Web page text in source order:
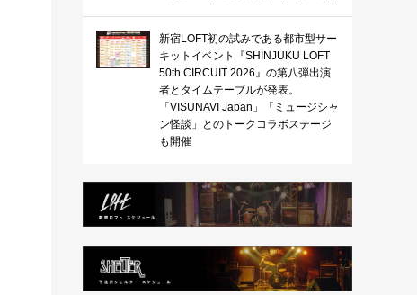
新宿LOFT初の試みである都市型サー
キットイベント『SHINJUKU LOFT
50th CIRCUIT 2026』の第八弾出演
者とタイムテーブルが発表。
「VISUNAVI Japan」「ミュージシャ
ン怪談」とのトークコラボステージ
も開催